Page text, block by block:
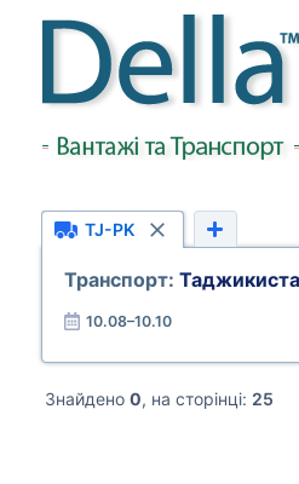
TJ-PK
Транспорт:
10.08–10.10
Знайдено 0, на сторінці: 25